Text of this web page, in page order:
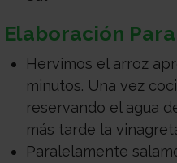
Elaboración
Hervimos el arroz
minutos. Una vez
reservando el agua
más tarde la
Paralelamente